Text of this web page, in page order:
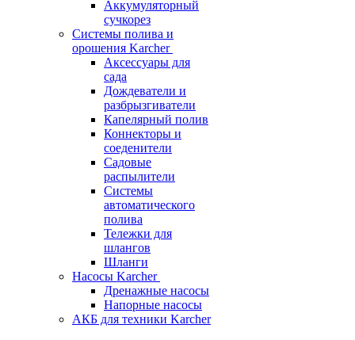
Аккумуляторный
сучкорез
Системы полива и
орошения Karcher
Аксессуары для
сада
Дождеватели и
разбрызгиватели
Капелярный полив
Коннекторы и
соеденители
Садовые
распылители
Системы
автоматического
полива
Тележки для
шлангов
Шланги
Насосы Karcher
Дренажные насосы
Напорные насосы
АКБ для техники Karcher